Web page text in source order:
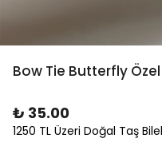
Bow Tie Butterfly Özel
₺ 35.00
1250 TL Üzeri Doğal Taş